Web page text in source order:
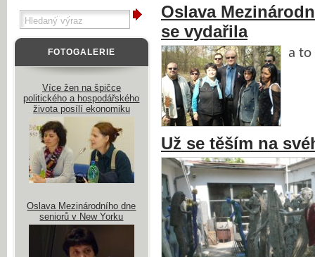
Oslava
se vydařila
a to
Už se těším na
FOTOGALERIE
Více žen na špičce
politického a hospodářského
života posílí ekonomiku
Oslava Mezinárodního dne
seniorů v New Yorku